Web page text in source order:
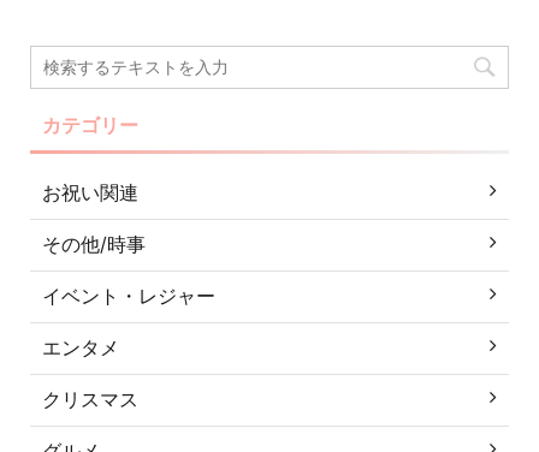
カテゴリー
お祝い関連
その他/時事
イベント・レジャー
エンタメ
クリスマス